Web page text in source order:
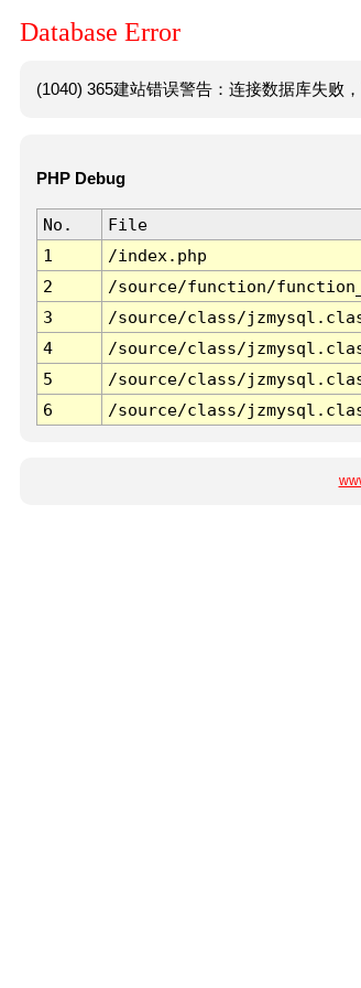
Database Error
(1040) 365建站错误警告：连接数据库失败
PHP Debug
No. File
1
/index.php
2
/source/function/
3
/source/class/
4
/source/class/
5
/source/class/
6
/source/class/